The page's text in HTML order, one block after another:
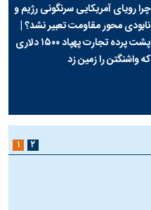
چرا رویای آمریکایی سرنگونی رژیم و
نابودی محور مقاومت تعبیر نشد؟ |
پشت پرده تجارت پهپاد‌ ۱۵۰۰ دلاری
که واشنگتن را زمین زد
۱ ۲